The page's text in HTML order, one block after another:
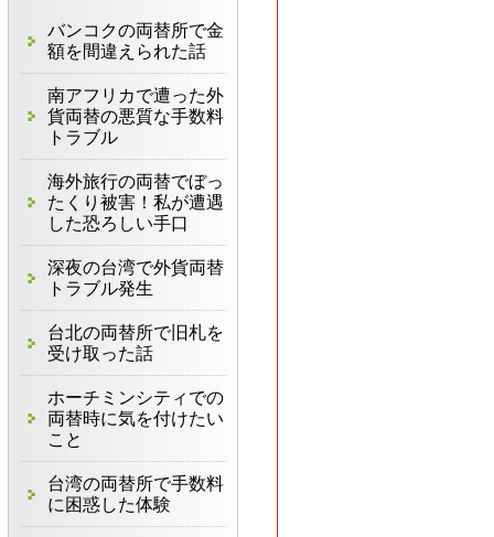
バンコクの両替所で金
額を間違えられた話
南アフリカで遭った外
貨両替の悪質な手数料
トラブル
海外旅行の両替でぼっ
たくり被害！私が遭遇
した恐ろしい手口
深夜の台湾で外貨両替
トラブル発生
台北の両替所で旧札を
受け取った話
ホーチミンシティでの
両替時に気を付けたい
こと
台湾の両替所で手数料
に困惑した体験